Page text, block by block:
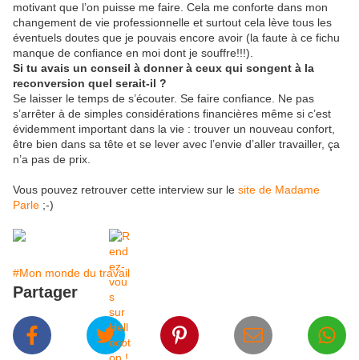
motivant que l’on puisse me faire. Cela me conforte dans mon
changement de vie professionnelle et surtout cela lève tous les
éventuels doutes que je pouvais encore avoir (la faute à ce fichu
manque de confiance en moi dont je souffre!!!).
Si tu avais un conseil à donner à ceux qui songent à la
reconversion quel serait-il ?
Se laisser le temps de s’écouter. Se faire confiance. Ne pas
s’arrêter à de simples considérations financières même si c’est
évidemment important dans la vie : trouver un nouveau confort,
être bien dans sa tête et se lever avec l’envie d’aller travailler, ça
n’a pas de prix.
Vous pouvez retrouver cette interview sur le site de Madame
Parle ;-)
#Mon monde du travail
Partager